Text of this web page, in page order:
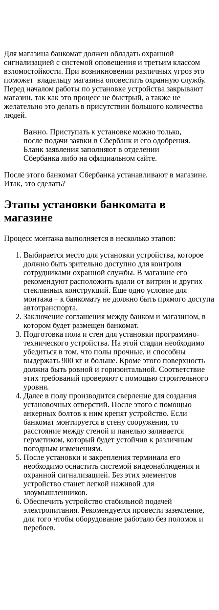
Для магазина банкомат должен обладать охранной
сигнализацией с системой оповещения и третьим классом
взломостойкости. При возникновении различных угроз это
поможет владельцу магазина оповестить охранную службу.
Перед началом работы по установке устройства закрывают
магазин, так как это процесс не быстрый, а также не
желательно это делать в присутствии большого количества
людей.
Важно. Приступать к установке можно только,
после подачи заявки в Сбербанк и его одобрения.
Бланк заявления заполняют в отделении
Сбербанка либо на официальном сайте.
После этого банкомат Сбербанка устанавливают в магазине.
Итак, это сделать?
Этапы установки банкомата в
магазине
Процесс монтажа выполняется в несколько этапов:
Выбирается место для установки устройства, которое
должно быть зрительно доступно для контроля
сотрудниками охранной службы. В магазине его
рекомендуют расположить вдали от витрин и других
стеклянных конструкций. Еще одно условие для
монтажа – к банкомату не должно быть прямого доступа
автотранспорта.
Заключение соглашения между банком и магазином, в
котором будет размещен банкомат.
Подготовка пола и стен для установки программно-
технического устройства. На этой стадии необходимо
убедиться в том, что полы прочные, и способны
выдержать 900 кг и больше. Кроме этого поверхность
должна быть ровной и горизонтальной. Соответствие
этих требований проверяют с помощью строительного
уровня.
Далее в полу производится сверление для создания
установочных отверстий. После этого с помощью
анкерных болтов к ним крепят устройство. Если
банкомат монтируется в стену сооружения, то
расстояние между стеной и панелью заливается
герметиком, который будет устойчив к различным
погодным изменениям.
После установки и закрепления терминала его
необходимо оснастить системой видеонаблюдения и
охранной сигнализацией. Без этих элементов
устройство станет легкой наживой для
злоумышленников.
Обеспечить устройство стабильной подачей
электропитания. Рекомендуется провести заземление,
для того чтобы оборудование работало без поломок и
перебоев.